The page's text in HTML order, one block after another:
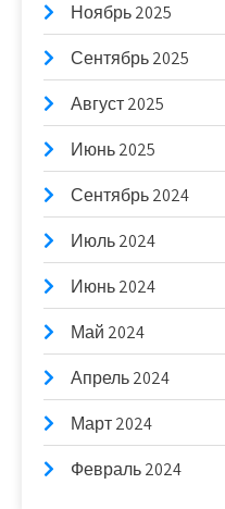
Ноябрь 2025
Сентябрь 2025
Август 2025
Июнь 2025
Сентябрь 2024
Июль 2024
Июнь 2024
Май 2024
Апрель 2024
Март 2024
Февраль 2024